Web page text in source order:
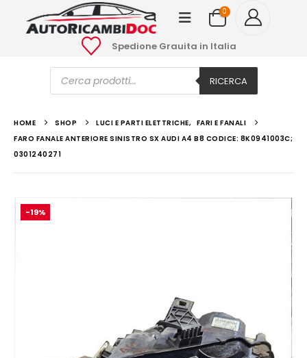
0
Spedione Grauita in Italia
Ricerca
prodotti RICERCA
HOME SHOP LUCI E PARTI ELETTRICHE, FARI E FANALI
FARO FANALE ANTERIORE SINISTRO SX AUDI A4 B8 CODICE: 8K0941003C;
0301240271
-19%